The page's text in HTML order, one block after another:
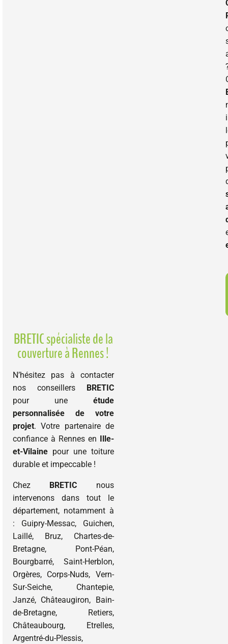
BRETIC spécialiste de la
couverture à Rennes !
N’hésitez pas à contacter
nos conseillers BRETIC
pour une étude
personnalisée de votre
projet. Votre partenaire de
confiance à Rennes en Ille-
et-Vilaine pour une toiture
durable et impeccable !
Chez BRETIC nous
intervenons dans tout le
département, notamment à
: Guipry-Messac, Guichen,
Laillé, Bruz, Chartes-de-
Bretagne, Pont-Péan,
Bourgbarré, Saint-Herblon,
Orgères, Corps-Nuds, Vern-
Sur-Seiche, Chantepie,
Janzé, Châteaugiron, Bain-
de-Bretagne, Retiers,
Châteaubourg, Etrelles,
Argentré-du-Plessis,